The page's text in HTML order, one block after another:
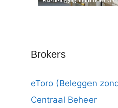
Brokers
eToro (Beleggen
Centraal Beheer